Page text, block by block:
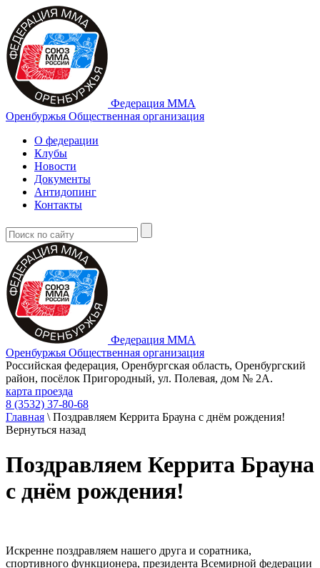
Федерация ММА
Оренбуржья Общественная организация
О федерации
Клубы
Новости
Документы
Антидопинг
Контакты
Федерация ММА
Оренбуржья Общественная организация
Российская федерация, Оренбургская область, Оренбургский
район, посёлок Пригородный, ул. Полевая, дом № 2А.
карта проезда
8 (3532) 37-80-68
Главная \ Поздравляем Керрита Брауна с днём рождения!
Вернуться назад
Поздравляем Керрита Брауна
с днём рождения!
Искренне поздравляем нашего друга и соратника,
спортивного функционера, президента Всемирной федерации